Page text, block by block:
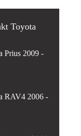
Toyota
Prius 2009 -
RAV4 2006 -